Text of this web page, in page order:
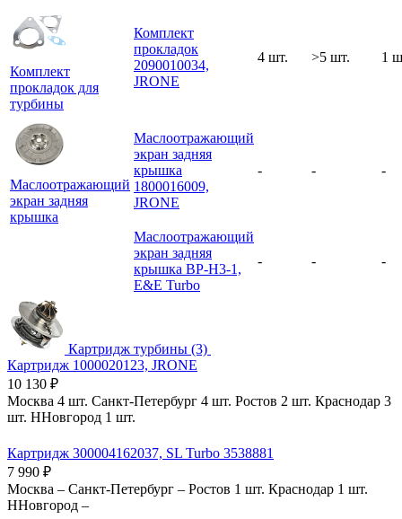
Комплект
прокладок для
турбины
Комплект
прокладок
2090010034,
JRONE
4 шт. >5 шт. 1
Маслоотражающий
экран задняя
крышка
Маслоотражающий
экран задняя
крышка
1800016009,
JRONE
- - -
Маслоотражающий
экран задняя
крышка BP-H3-1,
E&E Turbo
- - -
Картридж турбины (3)
Картридж 1000020123, JRONE
10 130 ₽
Москва 4 шт. Санкт-Петербург 4 шт. Ростов 2 шт. Краснодар 3
шт. ННовгород 1 шт.
Картридж 300004162037, SL Turbo 3538881
7 990 ₽
Москва – Санкт-Петербург – Ростов 1 шт. Краснодар 1 шт.
ННовгород –